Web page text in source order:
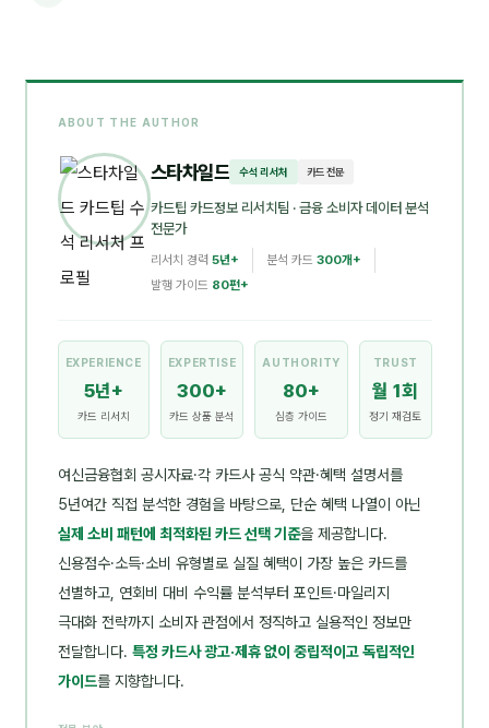
ABOUT THE AUTHOR
스타차일드 수석 리서처 카드 전문
카드팁 카드정보 리서치팀 · 금융 소비자 데이터 분석
전문가
리서치 경력 5년+ 분석 카드 300개+
발행 가이드 80편+
EXPERIENCE
5년+
카드 리서치
EXPERTISE
300+
카드 상품 분석
AUTHORITY
80+
심층 가이드
TRUST
월 1회
정기 재검토
여신금융협회 공시자료·각 카드사 공식 약관·혜택 설명서를
5년여간 직접 분석한 경험을 바탕으로, 단순 혜택 나열이 아닌
실제 소비 패턴에 최적화된 카드 선택 기준을 제공합니다.
신용점수·소득·소비 유형별로 실질 혜택이 가장 높은 카드를
선별하고, 연회비 대비 수익률 분석부터 포인트·마일리지
극대화 전략까지 소비자 관점에서 정직하고 실용적인 정보만
전달합니다. 특정 카드사 광고·제휴 없이 중립적이고 독립적인
가이드를 지향합니다.